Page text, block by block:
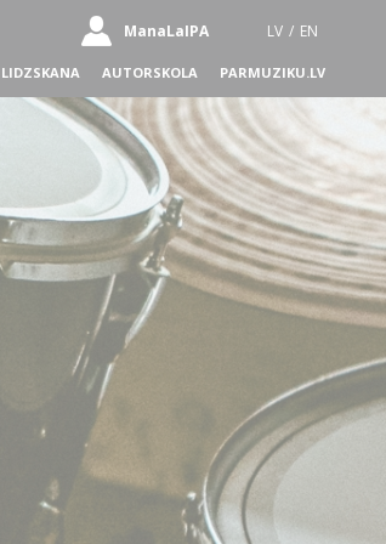
ManaLaIPA LV / EN
LIDZSKANA AUTORSKOLA PARMUZIKU.LV